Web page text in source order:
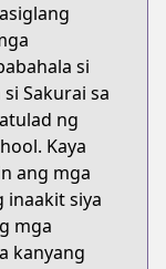
si
Sakurai sa
ng
Kaya
ang mga
inaakit siya
mga
kanyang